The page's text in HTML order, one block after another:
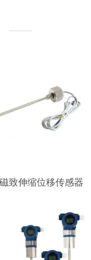
致伸缩位移传感器